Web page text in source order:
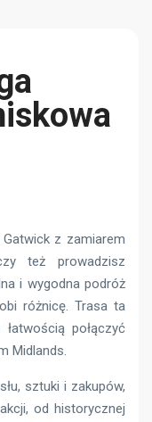
z zamiarem
też prowadzisz
i wygodna podróż
różnicę. Trasa ta
połączyć
Midlands.
sztuki i zakupów,
od historycznej